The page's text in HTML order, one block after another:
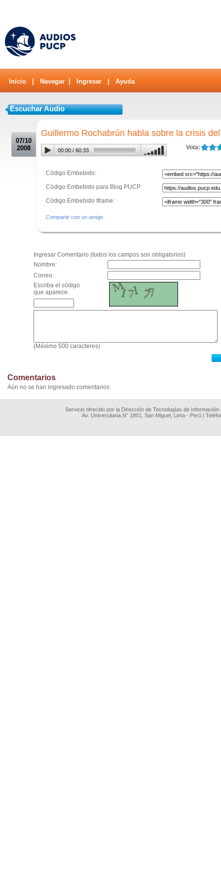
Inicio Navegar Ingresar Ayuda
Escuchar Audio
07/10
2008
Guillermo Rochabrún habla sobre la crisis
Vota:
00:00 / 60:33
Código Embebido:
Código Embebido para Blog PUCP:
Código Embebido Iframe:
Compartir con un amigo
Ingresar Comentario (todos los campos son obligatorios)
Nombre:
Correo:
Escriba el código
que aparece:
(Máximo 500 caracteres)
Comentarios
Aún no se han ingresado comentarios
Servicio ofrecido por la Dirección de Tecnologías de
Av. Universitaria N° 1801, San Miguel, Lima - Perú |